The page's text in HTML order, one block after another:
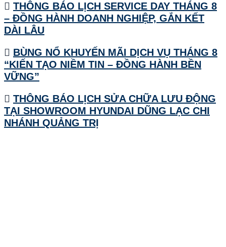
THÔNG BÁO LỊCH SERVICE DAY THÁNG 8
– ĐỒNG HÀNH DOANH NGHIỆP, GẮN KẾT
DÀI LÂU
BÙNG NỔ KHUYẾN MÃI DỊCH VỤ THÁNG 8
“KIẾN TẠO NIỀM TIN – ĐỒNG HÀNH BỀN
VỮNG”
THÔNG BÁO LỊCH SỬA CHỮA LƯU ĐỘNG
TẠI SHOWROOM HYUNDAI DŨNG LẠC CHI
NHÁNH QUẢNG TRỊ